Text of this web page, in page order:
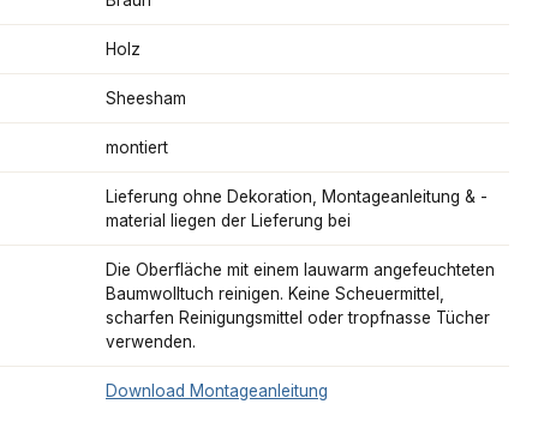
Holz
Sheesham
montiert
Lieferung ohne Dekoration, Montageanleitung & -
material liegen der Lieferung bei
Die Oberfläche mit einem lauwarm angefeuchteten
Baumwolltuch reinigen. Keine Scheuermittel,
scharfen Reinigungsmittel oder tropfnasse Tücher
verwenden.
Download Montageanleitung